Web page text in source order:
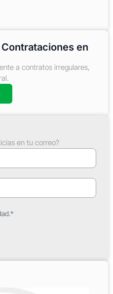
en
a contratos irregulares,
en tu correo?